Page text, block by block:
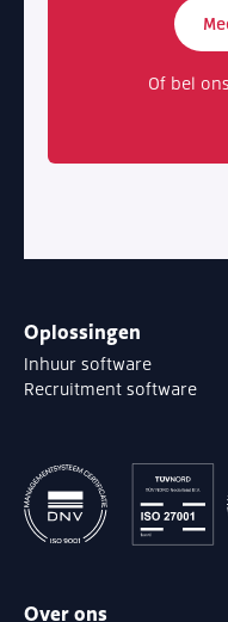
Of bel
Oplossingen
Inhuur software
Recruitment software
Over ons